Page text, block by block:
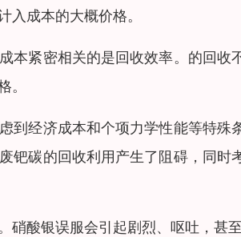
成本的大概价格。
本紧密相关的是回收效率。的回收
到经济成本和个项力学性能等特殊
钯碳的回收利用产生了阻碍，同时
酸银误服会引起剧烈、呕吐，甚至